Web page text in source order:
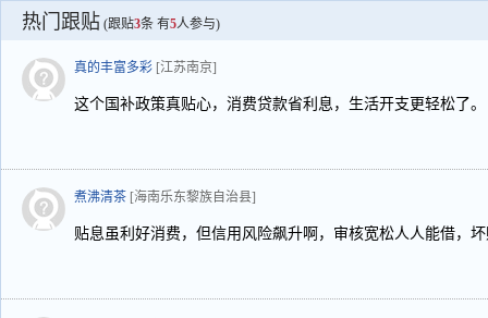
热门跟贴 (跟贴3条 有5人参与)
真的丰富多彩 [江苏南京]
这个国补政策真贴心，消费贷款省利息，生活开支更轻松了。
煮沸清茶 [海南乐东黎族自治县]
贴息虽利好消费，但信用风险飙升啊，审核宽松人人能借，